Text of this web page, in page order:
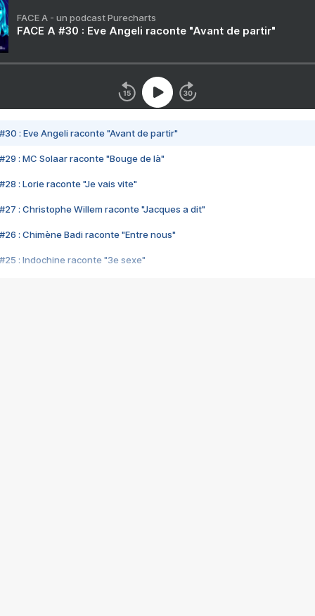
FACE A - un podcast Purecharts
FACE A #30 : Eve Angeli raconte "Avant de partir"
#30 : Eve Angeli raconte "Avant de partir"
#29 : MC Solaar raconte "Bouge de là"
#28 : Lorie raconte "Je vais vite"
#27 : Christophe Willem raconte "Jacques a dit"
#26 : Chimène Badi raconte "Entre nous"
#25 : Indochine raconte "3e sexe"